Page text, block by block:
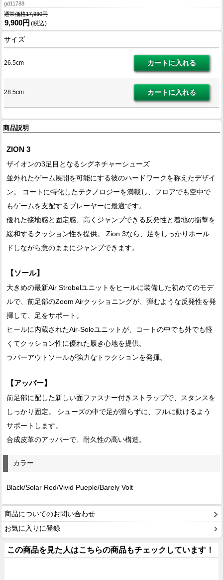
gd11788
通常価格17,930円
9,900円 (税込)
サイズ
26.5cm
28.5cm
商品説明
ZION 3
ザイオンの3足目となるシグネチャーシューズ
並外れたゲーム展開を可能にする彼のハードワークを称えたデザイ
ン。 コートに特化したテクノロジーを満載し、フロアでも空中で
もゲームを支配するプレーヤーに最適です。
優れた接地感と固定感、高くジャンプできる反発性と着地の衝撃を
緩和するクッション性を提供。 Zion 3なら、足をしっかりホール
ドしながら意のままにジャンプできます。
【ソール】
大きめの最新Air Strobelユニットをヒールに装備した初めてのモデ
ルで、前足部のZoom Airクッショニングが、弾むような反発性を発
揮して、足をサポート。
ヒールに内蔵されたAir-Soleユニットが、コートの中でも外でも軽
くてクッション性に優れた履き心地を提供。
ラバーアウトソールが強力なトラクションを発揮。
【アッパー】
前足部に配した新しい面ファスナー付きストラップで、スタンスを
しっかり固定。 シューズの中で足が滑らずに、フルに動けるよう
サポートします。
合成皮革のアッパーで、耐久性の高い構造。
カラー
Black/Solar Red/Vivid Pueple/Barely Volt
商品についてのお問い合わせ
お気に入りに登録
この商品を見た人はこちらの商品もチェックしています！